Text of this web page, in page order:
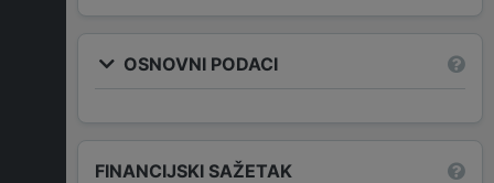
OSNOVNI PODACI
FINANCIJSKI SAŽETAK